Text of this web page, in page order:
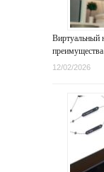
Виртуальный
преимущества
12/02/2026